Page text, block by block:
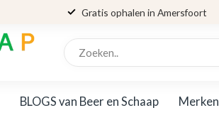
Gratis ophalen in Amersfoort
BLOGS van Beer en Schaap Merken